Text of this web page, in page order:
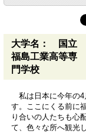
大学名： 国立
福島工業高等専
門学校
私は日本に今年の4
す。ここにくる前に
り合いの人たちも心
て、色々な所へ観光